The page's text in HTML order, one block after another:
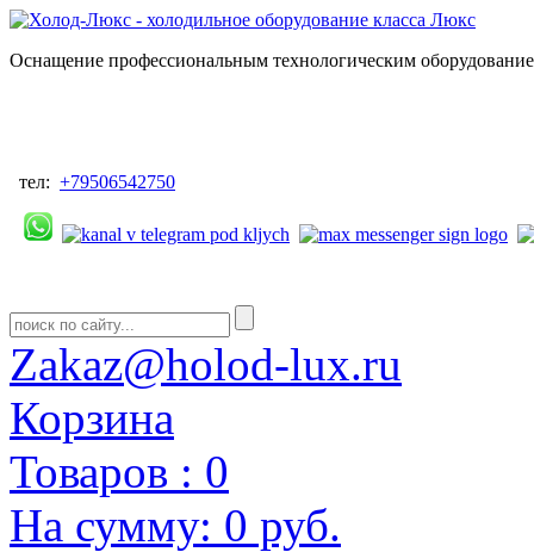
Оснащение профессиональным технологическим
тел: +79506542750
Zakaz@holod-lux.ru
Корзина
Товаров : 0
На сумму: 0 руб.